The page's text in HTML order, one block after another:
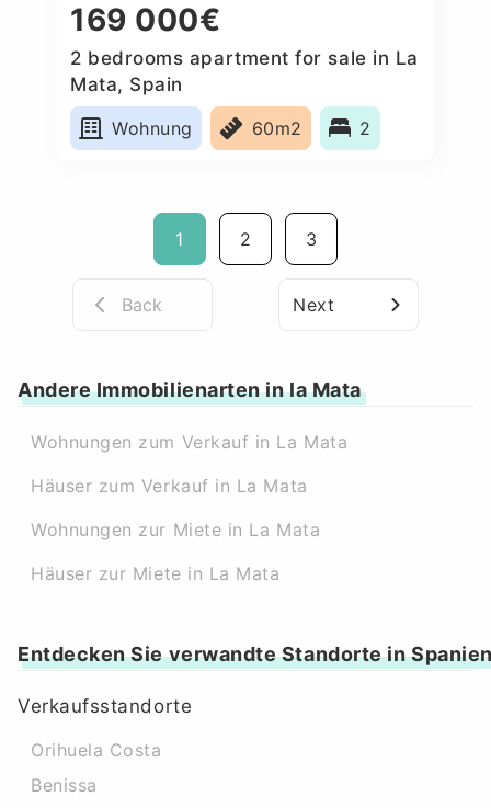
169 000€
2 bedrooms apartment for sale in La
Mata, Spain
Wohnung
60m2 2
1 2 3
Back Next
Andere Immobilienarten in la Mata
Wohnungen zum Verkauf in La Mata
Häuser zum Verkauf in La Mata
Wohnungen zur Miete in La Mata
Häuser zur Miete in La Mata
Entdecken Sie verwandte Standorte in
Verkaufsstandorte
Orihuela Costa
Benissa